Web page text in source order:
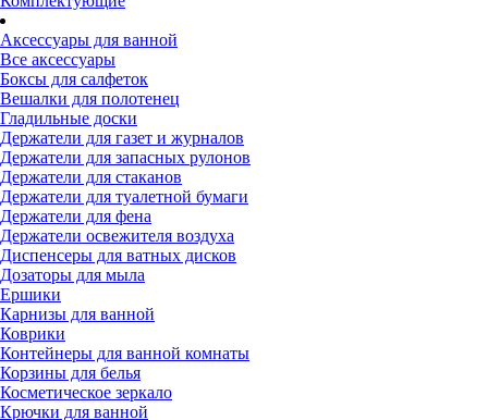
Аксессуары для ванной
Все аксессуары
Боксы для салфеток
Вешалки для полотенец
Гладильные доски
Держатели для газет и журналов
Держатели для запасных рулонов
Держатели для стаканов
Держатели для туалетной бумаги
Держатели для фена
Держатели освежителя воздуха
Диспенсеры для ватных дисков
Дозаторы для мыла
Ершики
Карнизы для ванной
Коврики
Контейнеры для ванной комнаты
Корзины для белья
Косметическое зеркало
Крючки для ванной